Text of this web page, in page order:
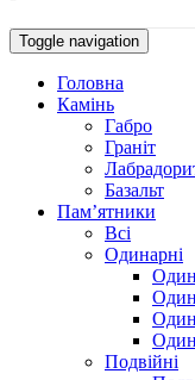
Toggle navigation
Головна
Камiнь
Габро
Гранiт
Базальт
Пам’ятники
Всі
Одинарнi
Подвiйнi